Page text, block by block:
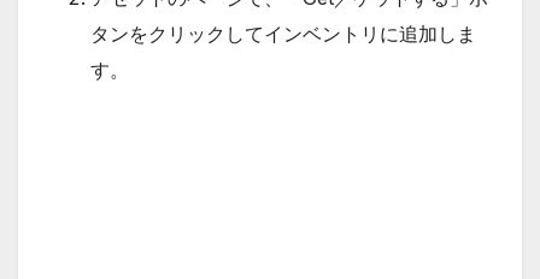
タンをクリックしてインベントリに追加しま
す。